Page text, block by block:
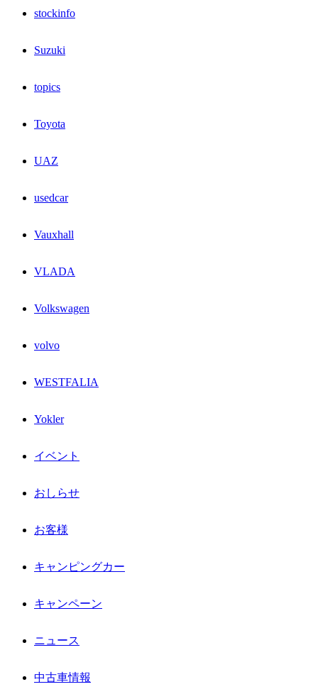
stockinfo
Suzuki
topics
Toyota
UAZ
usedcar
Vauxhall
VLADA
Volkswagen
volvo
WESTFALIA
Yokler
イベント
おしらせ
お客様
キャンピングカー
キャンペーン
ニュース
中古車情報